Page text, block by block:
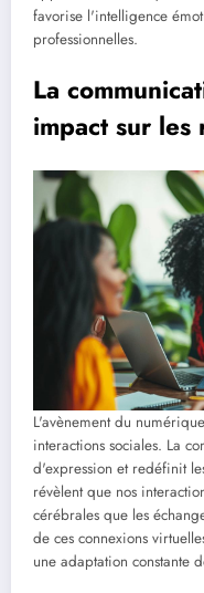
favorise l'intelligence
professionnelles.
La
impact sur les
L'avènement du
interactions sociales. La
d'expression et redéfinit
révèlent que nos
cérébrales que les
de ces connexions
une adaptation constante